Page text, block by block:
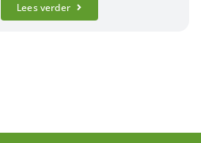
Lees verder